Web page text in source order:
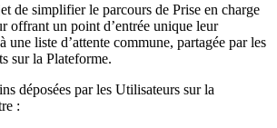
de simplifier le parcours de Prise en charge
offrant un point d’entrée unique leur
une liste d’attente commune, partagée par les
sur la Plateforme.
déposées par les Utilisateurs sur la
: